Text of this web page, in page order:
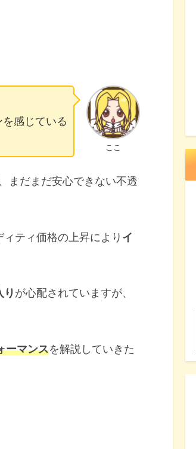
ここ
感じている
まだまだ安心できない不透
ティ価格の上昇により イ
りが心配されていますが、
ーマンスを解説していきた